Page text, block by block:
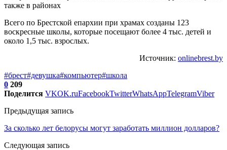
также в районах
Всего по Брестской епархии при храмах созданы 123
воскресные школы, которые посещают более 4 тыс. детей и
около 1,5 тыс. взрослых.
Источник: onlinebrest.by
#брест#девушка#компьютер#школа
0 209
Поделится VKOK.ruFacebookTwitterWhatsAppTelegramViber
Предыдущая запись
За сколько лет белорусы могут заработать миллион долларов?
Следующая запись